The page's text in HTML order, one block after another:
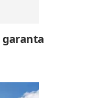
garanta